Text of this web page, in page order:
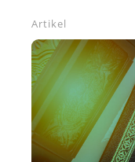
Artikel